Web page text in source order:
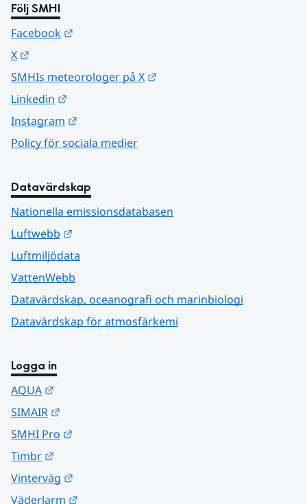
Följ SMHI
Facebook
X
SMHIs meteorologer på X
Linkedin
Instagram
Policy för sociala medier
Datavärdskap
Nationella emissionsdatabasen
Luftwebb
Luftmiljödata
VattenWebb
Datavärdskap, oceanografi och marinbiologi
Datavärdskap för atmosfärkemi
Logga in
AQUA
SIMAIR
SMHI Pro
Timbr
Vinterväg
Väderlarm